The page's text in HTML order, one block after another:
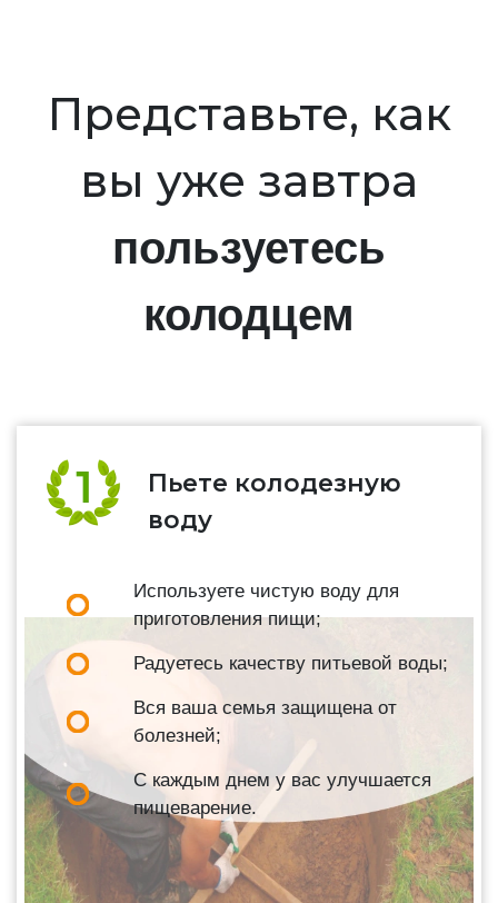
Представьте, как
вы уже завтра
пользуетесь
колодцем
Пьете колодезную
воду
Используете чистую воду для
приготовления пищи;
Радуетесь качеству питьевой воды;
Вся ваша семья защищена от
болезней;
С каждым днем у вас улучшается
пищеварение.